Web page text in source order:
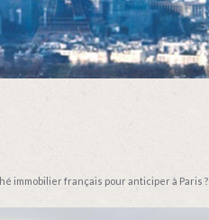
immobilier français pour anticiper à Paris ?